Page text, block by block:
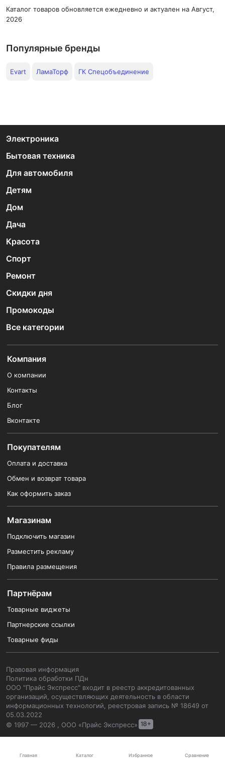
Главная Каталог Избранное Сравнение
Каталог товаров обновляется ежедневно и актуален на Август,
2026
Популярные бренды
Evart ЛамаТорф ГК Спецобъединение
Электроника
Бытовая техника
Для автомобиля
Детям
Дом
Дача
Красота
Спорт
Ремонт
Скидки дня
Промокоды
Все категории
Компания
О компании
Контакты
Блог
Вконтакте
Покупателям
Оплата и доставка
Обмен и возврат товара
Как оформить заказ
Магазинам
Подключить магазин
Разместить рекламу
Правила размещения
Партнёрам
Товарные виджеты
Партнерские ссылки
Товарные фиды
Правовая информация
Политика обработки ПДн
ООО "Прайс Экспресс" входит в реестр аккредитованных
организаций, осуществляющих деятельность в области
информационных технологий, реестровая запись № 18649 от
05.03.2022
© 1997 — 2026 , ООО «Прайс Экспресс»